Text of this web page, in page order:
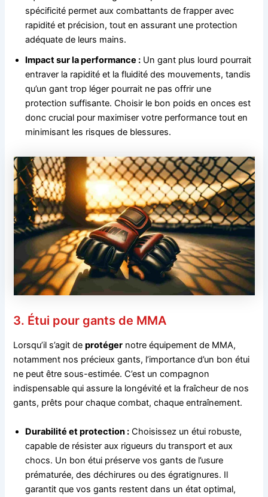
spécificité permet aux combattants de frapper avec
rapidité et précision, tout en assurant une protection
adéquate de leurs mains.
Impact sur la performance : Un gant plus lourd pourrait
entraver la rapidité et la fluidité des mouvements, tandis
qu’un gant trop léger pourrait ne pas offrir une
protection suffisante. Choisir le bon poids en onces est
donc crucial pour maximiser votre performance tout en
minimisant les risques de blessures.
3. Étui pour gants de MMA
Lorsqu’il s’agit deprotéger notre équipement de MMA,
notamment nos précieux gants, l’importance d’un bon étui
ne peut être sous-estimée. C’est un compagnon
indispensable qui assure la longévité et la fraîcheur de nos
gants, prêts pour chaque combat, chaque entraînement.
Durabilité et protection : Choisissez un étui robuste,
capable de résister aux rigueurs du transport et aux
chocs. Un bon étui préserve vos gants de l’usure
prématurée, des déchirures ou des égratignures. Il
garantit que vos gants restent dans un état optimal,